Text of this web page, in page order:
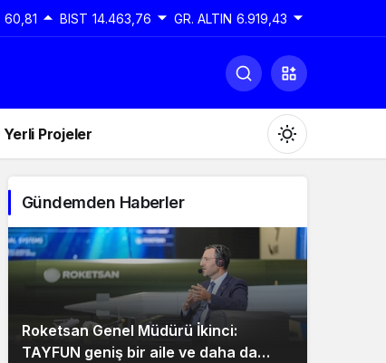
60,81 BIST 14.463,76 GR. ALTIN 6.919,43
Yerli Projeler
Gündüz Modu
Gündüz modunu seçin.
Gece Modu
Gündemden Haberler
Roketsan Genel Müdürü İkinci:
TAYFUN geniş bir aile ve daha da